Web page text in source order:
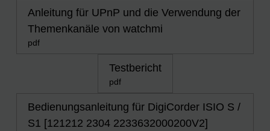
Anleitung für UPnP und die Verwendung der
Themenkanäle von watchmi
pdf
Testbericht
pdf
Bedienungsanleitung für DigiCorder ISIO S /
S1 [121212 2304 2233632000200V2]